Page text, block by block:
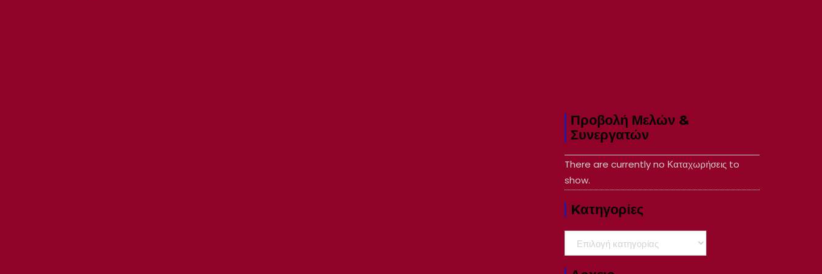
Προβολή Μελών &
Συνεργατών
There are currently no Καταχωρήσεις to
show.
Kατηγορίες
Kατηγορίες